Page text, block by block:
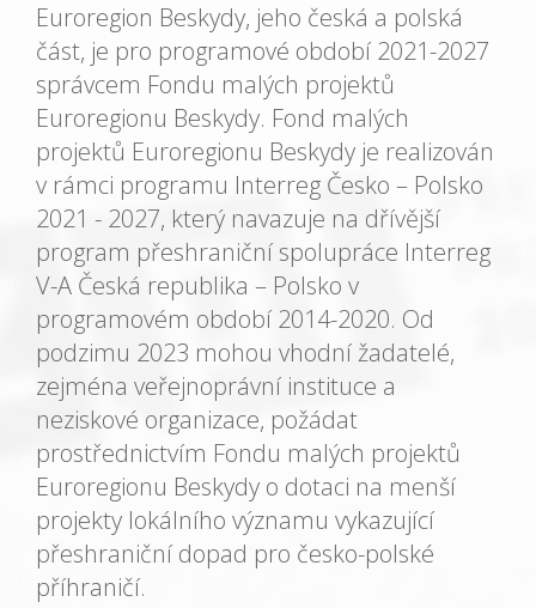
Euroregion Beskydy, jeho česká a polská
část, je pro programové období 2021-2027
správcem Fondu malých projektů
Euroregionu Beskydy. Fond malých
projektů Euroregionu Beskydy je realizován
v rámci programu Interreg Česko – Polsko
2021 - 2027, který navazuje na dřívější
program přeshraniční spolupráce Interreg
V-A Česká republika – Polsko v
programovém období 2014-2020. Od
podzimu 2023 mohou vhodní žadatelé,
zejména veřejnoprávní instituce a
neziskové organizace, požádat
prostřednictvím Fondu malých projektů
Euroregionu Beskydy o dotaci na menší
projekty lokálního významu vykazující
přeshraniční dopad pro česko-polské
příhraničí.